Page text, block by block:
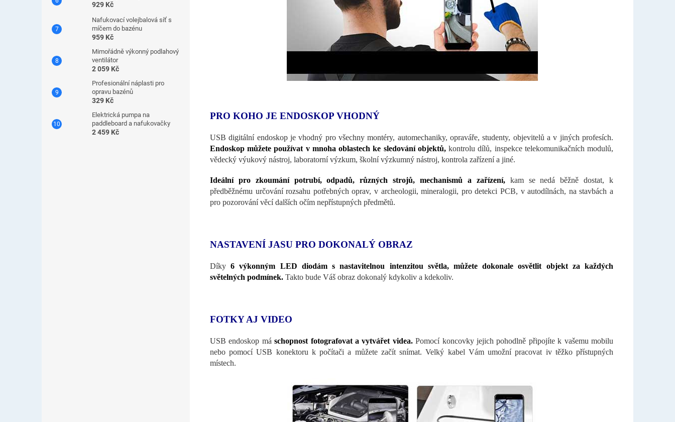
929 Kč
Nafukovací volejbalová síť s
míčem do bazénu
959 Kč
Mimořádně výkonný podlahový
ventilátor
2 059 Kč
Profesionální náplasti pro
opravu bazénů
329 Kč
Elektrická pumpa na
paddleboard a nafukovačky
2 459 Kč
PRO KOHO JE ENDOSKOP VHODNÝ
USB digitální endoskop je vhodný pro všechny montéry, automechaniky, opraváře, studenty, objevitelů a v jiných profesích.
Endoskop můžete používat v mnoha oblastech ke sledování objektů, kontrolu dílů, inspekce telekomunikačních modulů,
vědecký výukový nástroj, laboratorní výzkum, školní výzkumný nástroj, kontrola zařízení a jiné.
Ideální pro zkoumání potrubí, odpadů, různých strojů, mechanismů a zařízení,kam se nedá běžně dostat, k
předběžnému určování rozsahu potřebných oprav, v archeologii, mineralogii, pro detekci PCB, v autodílnách, na stavbách a
pro pozorování věcí dalších očím nepřístupných předmětů.
NASTAVENÍ JASU PRO DOKONALÝ OBRAZ
Díky6 výkonným LED diodám s nastavitelnou intenzitou světla, můžete dokonale osvětlit objekt za každých
světelných podmínek. Takto bude Váš obraz dokonalý kdykoliv a kdekoliv.
FOTKY AJ VIDEO
USB endoskop máschopnost fotografovat a vytvářet videa.Pomocí koncovky jejich pohodlně připojíte k vašemu mobilu
nebo pomocí USB konektoru k počítači a můžete začít snímat. Velký kabel Vám umožní pracovat iv těžko přístupných
místech.